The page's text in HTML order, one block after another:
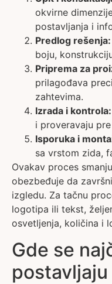
okvirne
postavljanja i
Predlog rešenja:
boju,
Priprema za
prilagođava
zahtevima.
Izrada i kontrola:
i proveravaju
Isporuka i
sa vrstom zida,
Ovakav proces
obezbeđuje da
izgledu. Za tačnu
logotipa ili tekst,
osvetljenja, količina i
Gde se
postavljaju